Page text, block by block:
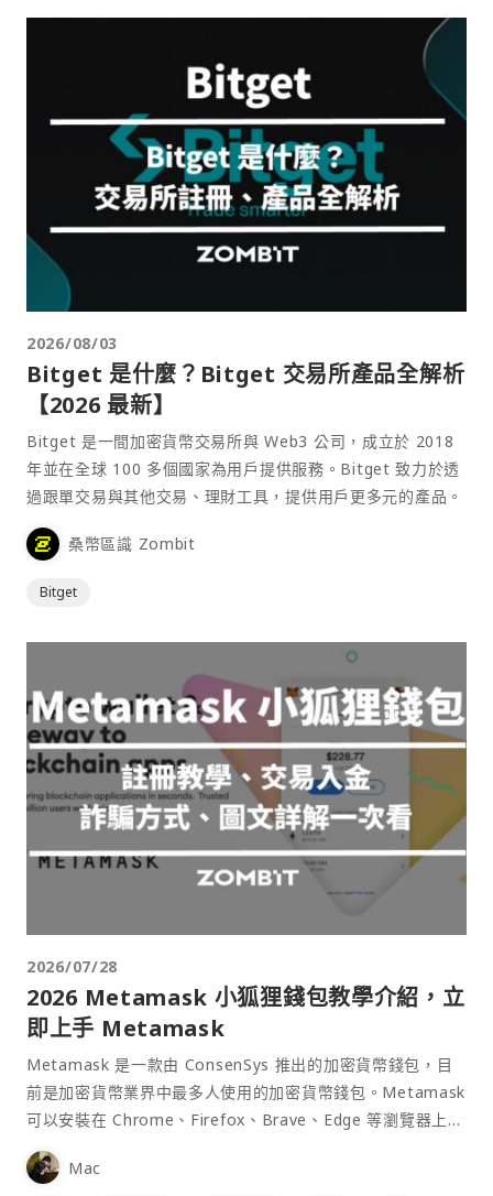
2026/08/03
Bitget 是什麼？Bitget 交易所產品全解析
【2026 最新】
Bitget 是一間加密貨幣交易所與 Web3 公司，成立於 2018
年並在全球 100 多個國家為用戶提供服務。Bitget 致力於透
過跟單交易與其他交易、理財工具，提供用戶更多元的產品。
桑幣區識 Zombit
Bitget
2026/07/28
2026 Metamask 小狐狸錢包教學介紹，立
即上手 Metamask
Metamask 是一款由 ConsenSys 推出的加密貨幣錢包，目
前是加密貨幣業界中最多人使用的加密貨幣錢包。Metamask
可以安裝在 Chrome、Firefox、Brave、Edge 等瀏覽器上作
為插件使用，具備許多功能且使用上非常方便。
Mac